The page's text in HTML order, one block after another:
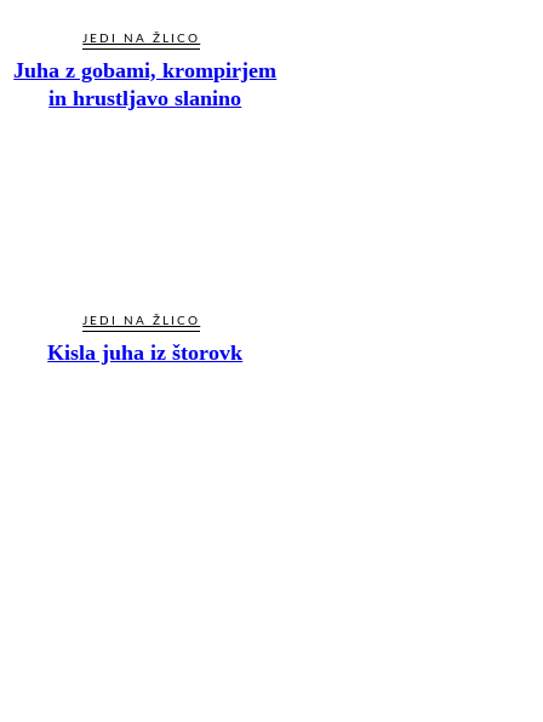
JEDI NA ŽLICO
Juha z gobami, krompirjem
in hrustljavo slanino
JEDI NA ŽLICO
Kisla juha iz štorovk